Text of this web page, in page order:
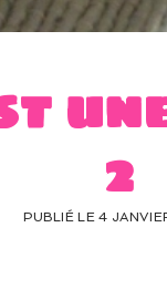
2
PUBLIÉ LE 4